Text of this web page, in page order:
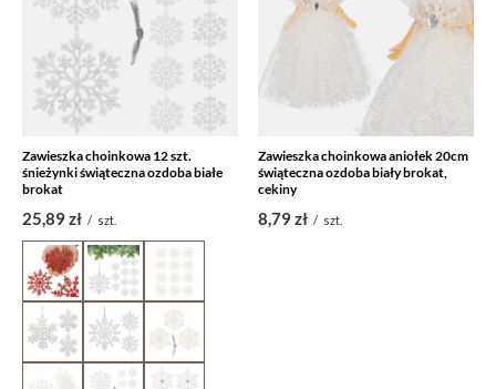
Zawieszka choinkowa 12 szt.
śnieżynki świąteczna ozdoba białe
brokat
25,89 zł / szt.
Zawieszka choinkowa aniołek 20cm
świąteczna ozdoba biały brokat,
cekiny
8,79 zł / szt.